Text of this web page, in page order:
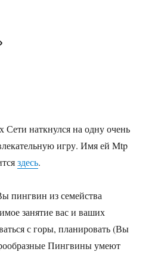
Сети наткнулся на одну очень
игру. Имя ей Mtp
здесь.
пингвин из семейства
занятие вас и ваших
с горы, планировать (Вы
Пингвины умеют